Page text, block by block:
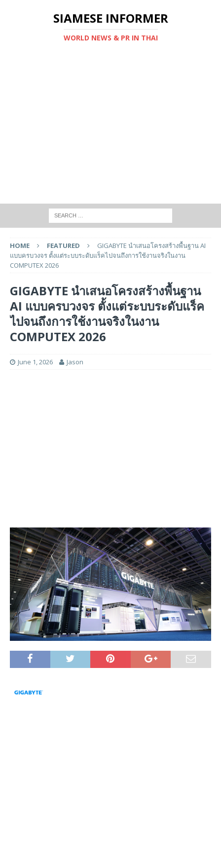
SIAMESE INFORMER
WORLD NEWS & PR IN THAI
HOME FEATURED
GIGABYTE นำเสนอโครงสร้างพื้นฐาน AI
แบบครบวงจร ตั้งแต่ระบบระดับแร็คไปจนถึงการใช้งานจริงในงาน
COMPUTEX 2026
GIGABYTE นำเสนอโครงสร้างพื้นฐาน
AI แบบครบวงจร ตั้งแต่ระบบระดับแร็ค
ไปจนถึงการใช้งานจริงในงาน
COMPUTEX 2026
June 1, 2026 Jason